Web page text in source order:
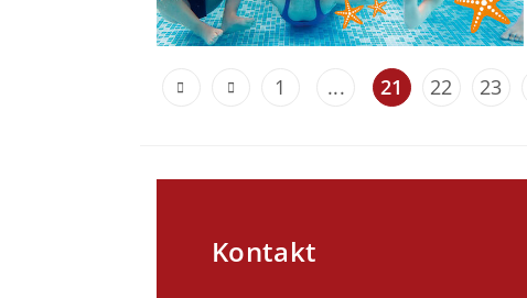
1 ... 21 22 23
Kontakt